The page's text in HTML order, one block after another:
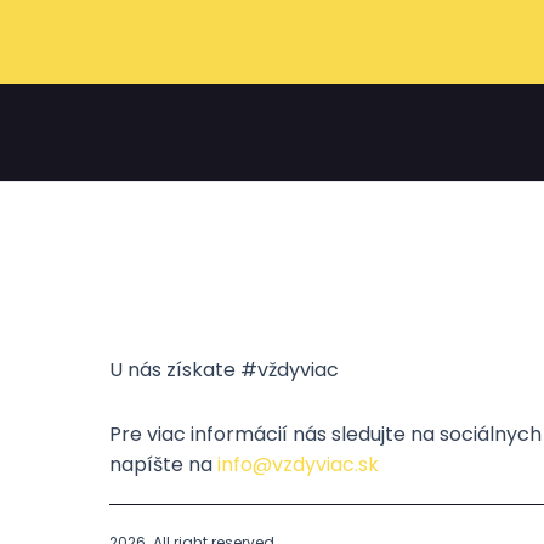
U nás získate #vždyviac
Pre viac informácií nás sledujte na
napíšte nainfo@vzdyviac.sk